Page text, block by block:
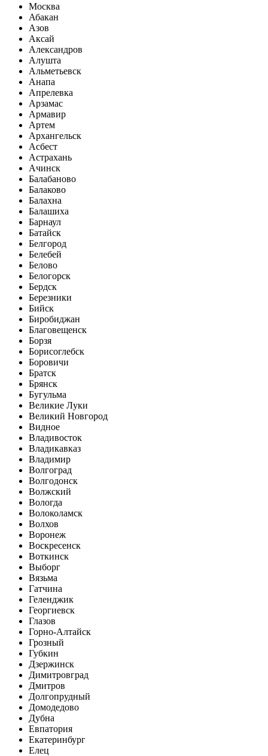
Москва
Абакан
Азов
Аксай
Александров
Алушта
Альметьевск
Анапа
Апрелевка
Арзамас
Армавир
Артем
Архангельск
Асбест
Астрахань
Ачинск
Балабаново
Балаково
Балахна
Балашиха
Барнаул
Батайск
Белгород
Белебей
Белово
Белогорск
Бердск
Березники
Бийск
Биробиджан
Благовещенск
Борзя
Борисоглебск
Боровичи
Братск
Брянск
Бугульма
Великие Луки
Великий Новгород
Видное
Владивосток
Владикавказ
Владимир
Волгоград
Волгодонск
Волжский
Вологда
Волоколамск
Волхов
Воронеж
Воскресенск
Воткинск
Выборг
Вязьма
Гатчина
Геленджик
Георгиевск
Глазов
Горно-Алтайск
Грозный
Губкин
Дзержинск
Димитровград
Дмитров
Долгопрудный
Домодедово
Дубна
Евпатория
Екатеринбург
Елец